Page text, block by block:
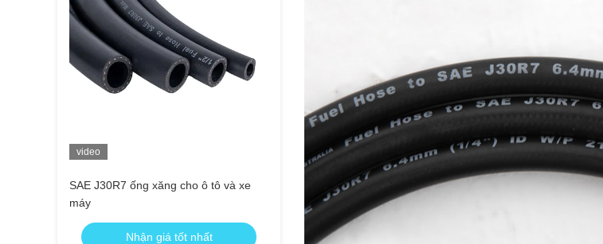
video
SAE J30R7 ống xăng cho ô tô và xe
máy
Nhận giá tốt nhất